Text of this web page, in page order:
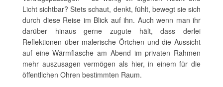
Licht sichtbar? Stets schaut, denkt, fühlt, bewegt sie sich
durch diese Reise im Blick auf ihn. Auch wenn man ihr
darüber hinaus gerne zugute hält, dass derlei
Reflektionen über malerische Örtchen und die Aussicht
auf eine Wärmflasche am Abend im privaten Rahmen
mehr auszusagen vermögen als hier, in einem für die
öffentlichen Ohren bestimmten Raum.